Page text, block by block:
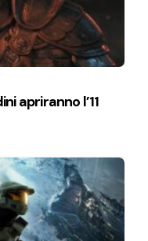
apriranno l’11